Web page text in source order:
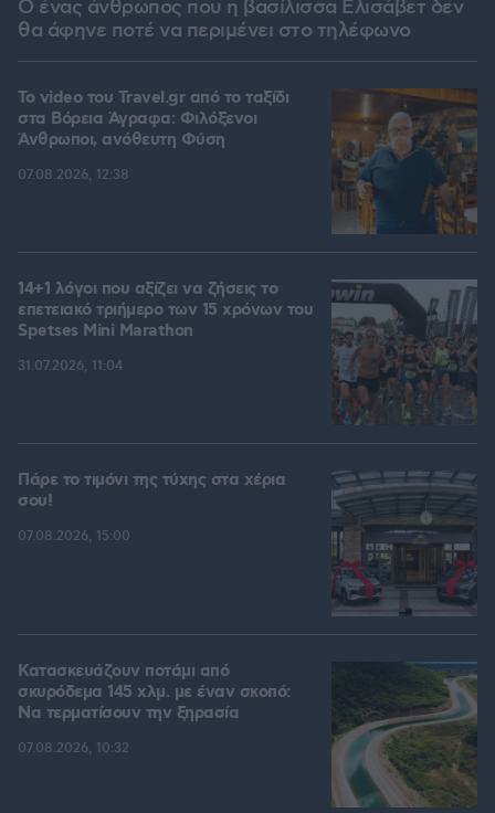
Ο ένας άνθρωπος που η βασίλισσα Ελισάβετ δεν
θα άφηνε ποτέ να περιμένει στο τηλέφωνο
To video του Travel.gr από το ταξίδι
στα Βόρεια Άγραφα: Φιλόξενοι
Άνθρωποι, ανόθευτη Φύση
07.08.2026, 12:38
14+1 λόγοι που αξίζει να ζήσεις το
επετειακό τριήμερο των 15 χρόνων του
Spetses Mini Marathon
31.07.2026, 11:04
Πάρε το τιμόνι της τύχης στα χέρια
σου!
07.08.2026, 15:00
Κατασκευάζουν ποτάμι από
σκυρόδεμα 145 χλμ. με έναν σκοπό:
Να τερματίσουν την ξηρασία
07.08.2026, 10:32